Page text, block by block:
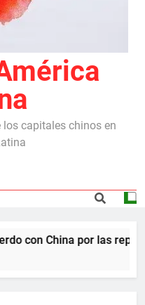
capitales chinos en
con China por las